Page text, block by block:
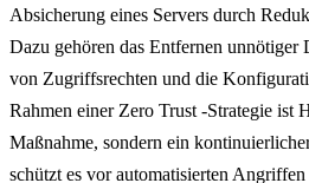
Absicherung eines Servers durch
Dazu gehören das Entfernen unnötiger
von Zugriffsrechten und die
Rahmen einer Zero Trust -Strategie ist
Maßnahme, sondern ein
schützt es vor automatisierten